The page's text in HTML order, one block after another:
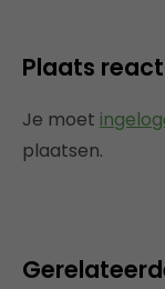
Plaats
Je moet
plaatsen.